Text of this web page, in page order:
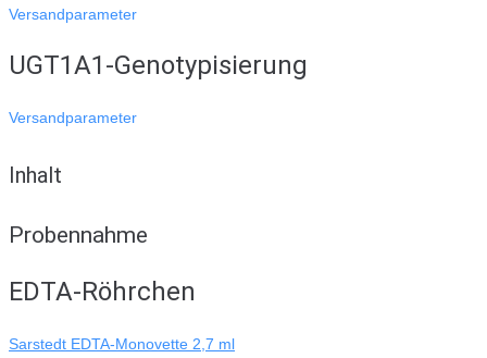
Versandparameter
UGT1A1-Genotypisierung
Versandparameter
Inhalt
Probennahme
EDTA-Röhrchen
Sarstedt EDTA-Monovette 2,7 ml